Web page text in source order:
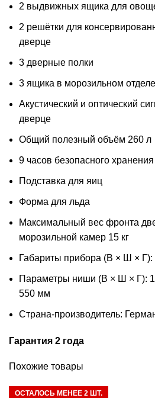
2 выдвижных ящика для
2 решётки для
дверце
3 дверные полки
3 ящика в морозильном
Акустический и оптический
дверце
Общий полезный объём 260 л
9 часов безопасного
Подставка для яиц
Форма для льда
Максимальный вес фронта
морозильной камер 15 кг
Габариты прибора (В × Ш ×
Параметры ниши (В × Ш × Г):
550 мм
Страна-производитель:
Гарантия 2 года
Похожие товары
ОСТАЛОСЬ МЕНЕЕ 2 ШТ.